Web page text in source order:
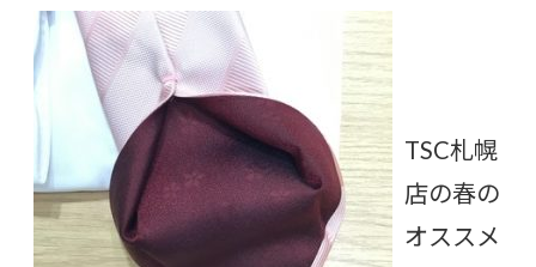
TSC札幌
店の春の
オススメ